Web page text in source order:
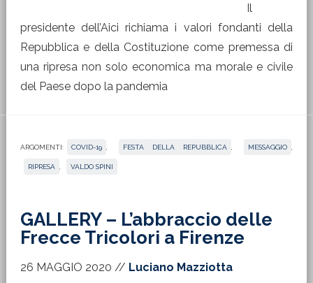
Il
presidente dell’Aici richiama i valori fondanti della
Repubblica e della Costituzione come premessa di
una ripresa non solo economica ma morale e civile
del Paese dopo la pandemia
ARGOMENTI: COVID-19 FESTA DELLA REPUBBLICA MESSAGGIO
RIPRESA VALDO SPINI
GALLERY – L’abbraccio delle
Frecce Tricolori a Firenze
26 MAGGIO 2020 // Luciano Mazziotta